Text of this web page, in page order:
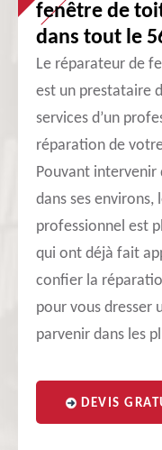
fenêtre de
dans tout le
Le réparateur de
est un prestataire
services d’un
réparation de
Pouvant intervenir
dans ses environs,
professionnel est
qui ont déjà fait
confier la
pour vous dresser
parvenir dans les
DEVIS